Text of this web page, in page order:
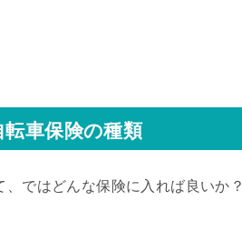
転車保険の種類
、ではどんな保険に入れば良いか？